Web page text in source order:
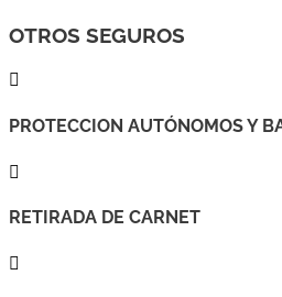
OTROS SEGUROS

PROTECCION AUTÓNOMOS Y

RETIRADA DE CARNET
